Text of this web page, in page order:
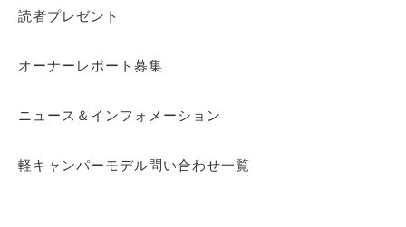
読者プレゼント
オーナーレポート募集
ニュース＆インフォメーション
軽キャンパーモデル問い合わせ一覧